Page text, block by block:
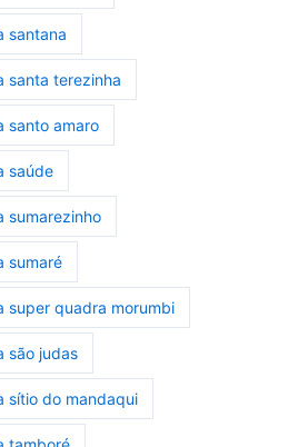
santana
santa terezinha
santo amaro
saúde
sumarezinho
sumaré
super quadra morumbi
são judas
sítio do mandaqui